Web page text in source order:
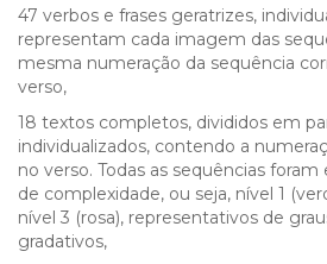
47 verbos e frases geratrizes,
representam cada imagem das
mesma numeração da sequência
verso,
18 textos completos, divididos em
individualizados, contendo a
no verso. Todas as sequências
de complexidade, ou seja, nível 1
nível 3 (rosa), representativos de
gradativos,